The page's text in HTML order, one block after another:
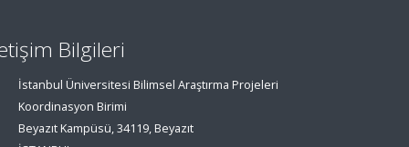
Bilgileri
İstanbul Üniversitesi Bilimsel Araştırma Projeleri
Koordinasyon Birimi
Beyazıt Kampüsü, 34119, Beyazıt